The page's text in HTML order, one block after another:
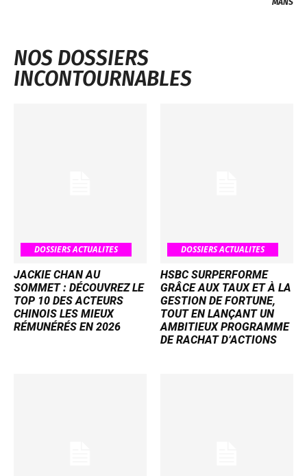
MANS
NOS DOSSIERS
INCONTOURNABLES
DOSSIERS ACTUALITES
JACKIE CHAN AU
SOMMET : DÉCOUVREZ LE
TOP 10 DES ACTEURS
CHINOIS LES MIEUX
RÉMUNÉRÉS EN 2026
DOSSIERS ACTUALITES
HSBC SURPERFORME
GRÂCE AUX TAUX ET À LA
GESTION DE FORTUNE,
TOUT EN LANÇANT UN
AMBITIEUX PROGRAMME
DE RACHAT D’ACTIONS